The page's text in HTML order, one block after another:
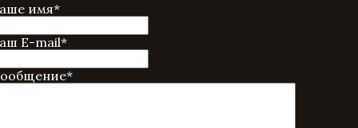
имя*
E-mail*
*